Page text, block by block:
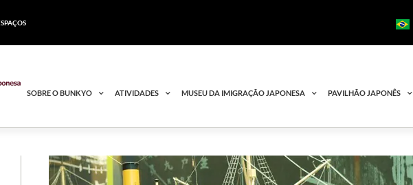
SOBRE O BUNKYO ATIVIDADES MUSEU DA IMIGRAÇÃO JAPONESA PAVILHÃO JAPONÊS